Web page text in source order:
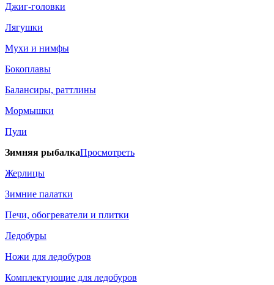
Джиг-головки
Лягушки
Мухи и нимфы
Бокоплавы
Балансиры, раттлины
Мормышки
Пули
Зимняя рыбалкаПросмотреть
Жерлицы
Зимние палатки
Печи, обогреватели и плитки
Ледобуры
Ножи для ледобуров
Комплектующие для ледобуров